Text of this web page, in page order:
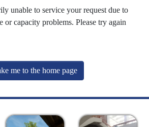
unable to service your request due to
or capacity problems. Please try again
me to the home page